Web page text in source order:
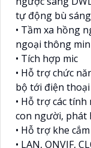
tự động bù sáng
• Tầm xa hồng
ngoại thông
• Tích hợp mic
• Hỗ trợ chức
bộ tới điện
• Hỗ trợ các
con người, phát
• Hỗ trợ khe
• LAN, ONVIF,